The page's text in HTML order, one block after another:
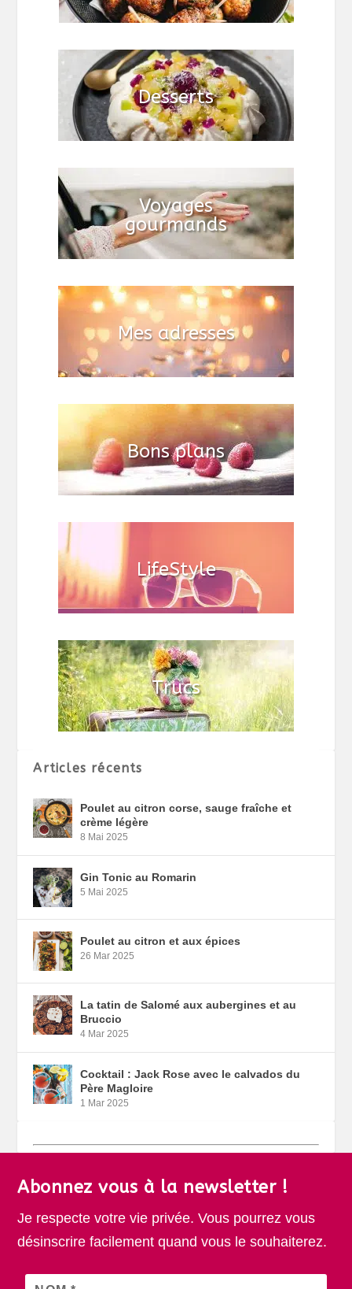
Articles récents
Poulet au citron corse, sauge fraîche et
crème légère
8 Mai 2025
Gin Tonic au Romarin
5 Mai 2025
Poulet au citron et aux épices
26 Mar 2025
La tatin de Salomé aux aubergines et au
Bruccio
4 Mar 2025
Cocktail : Jack Rose avec le calvados du
Père Magloire
1 Mar 2025
Abonnez vous à la newsletter !
Je respecte votre vie privée. Vous pourrez vous
désinscrire facilement quand vous le souhaiterez.